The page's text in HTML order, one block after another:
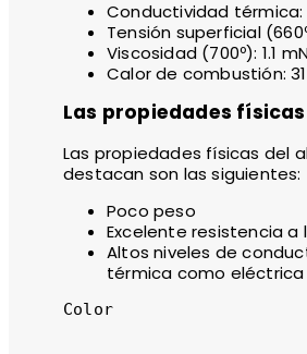
Conductividad térmica:
Tensión superficial
Viscosidad (700º): 1.1
Calor de combustión: 31
Las propiedades
Las propiedades físicas del
destacan son las siguientes:
Poco peso
Excelente resistencia a
Altos niveles de
térmica como eléctrica
Color